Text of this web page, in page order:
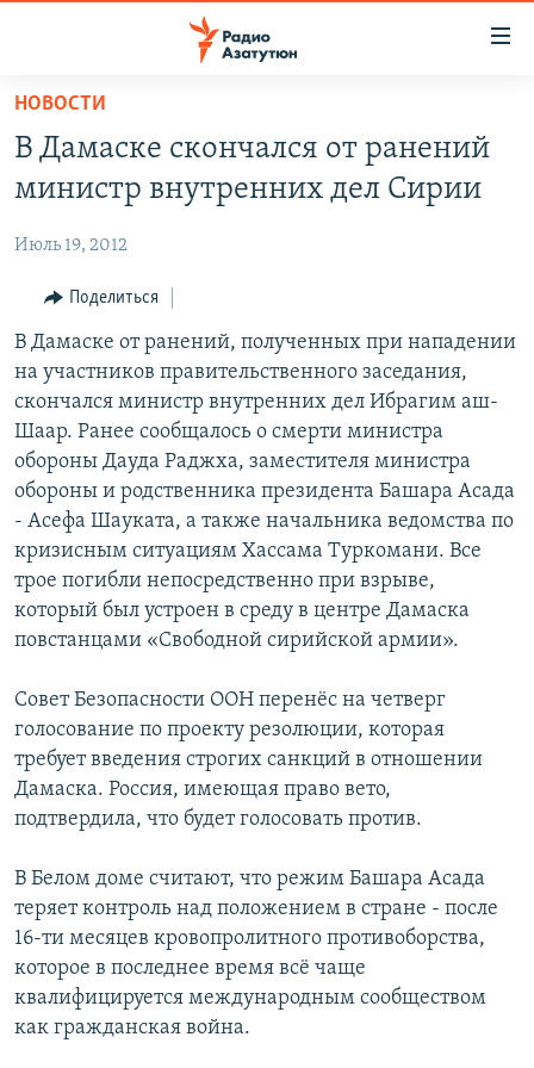
Перейти
основному
содержанию
навигации
Перейти
поиску
НОВОСТИ
ПОЛИТИКА
ОБЩЕСТВО
ЭКОНОМИКА
РЕГИОН
НАГОРНЫЙ КАРАБАХ
КУЛЬТУРА
СПОРТ
АРХИВ
Հայերեն
English
Все сайты Радио Азатутюн
НОВОСТИ
В Дамаске скончался от ранений
министр внутренних дел Сирии
Июль 19, 2012
Поделиться
В Дамаске от ранений, полученных при нападении
на участников правительственного заседания,
скончался министр внутренних дел Ибрагим аш-
Шаар. Ранее сообщалось о смерти министра
обороны Дауда Раджха, заместителя министра
обороны и родственника президента Башара Асада
- Асефа Шауката, а также начальника ведомства по
кризисным ситуациям Хассама Туркомани. Все
трое погибли непосредственно при взрыве,
который был устроен в среду в центре Дамаска
повстанцами «Свободной сирийской армии».
Совет Безопасности ООН перенёс на четверг
голосование по проекту резолюции, которая
требует введения строгих санкций в отношении
Дамаска. Россия, имеющая право вето,
подтвердила, что будет голосовать против.
В Белом доме считают, что режим Башара Асада
теряет контроль над положением в стране - после
16-ти месяцев кровопролитного противоборства,
которое в последнее время всё чаще
квалифицируется международным сообществом
как гражданская война.